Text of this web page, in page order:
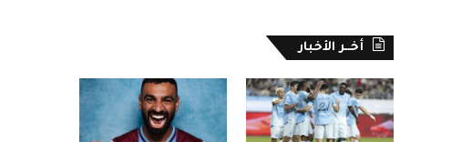
أخــر الأخبار